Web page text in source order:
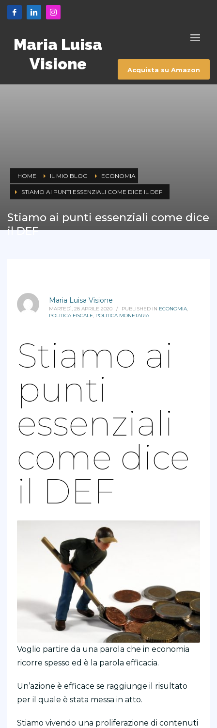
Maria Luisa
Visione
Acquista su Amazon
HOME IL MIO BLOG ECONOMIA
STIAMO AI PUNTI ESSENZIALI COME DICE IL DEF
Stiamo ai punti essenziali come dice
il DEF
Maria Luisa Visione
MARTEDÌ, 28 APRILE 2020 / PUBLISHED IN ECONOMIA
POLITICA FISCALE POLITICA MONETARIA
Stiamo ai
punti
essenziali
come dice
il DEF
Voglio partire da una parola che in economia
ricorre spesso ed è la parola efficacia.
Un’azione è efficace se raggiunge il risultato
per il quale è stata messa in atto.
Stiamo vivendo una proliferazione di contenuti